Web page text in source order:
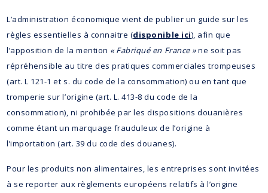
L’administration économique vient de publier un guide sur les
règles essentielles à connaitre (disponible ici), afin que
l’apposition de la mention « Fabriqué en France »ne soit pas
répréhensible au titre des pratiques commerciales trompeuses
(art. L 121-1 et s. du code de la consommation) ou en tant que
tromperie sur l’origine (art. L. 413-8 du code de la
consommation), ni prohibée par les dispositions douanières
comme étant un marquage frauduleux de l’origine à
l’importation (art. 39 du code des douanes).
Pour les produits non alimentaires, les entreprises sont invitées
à se reporter aux règlements européens relatifs à l’origine